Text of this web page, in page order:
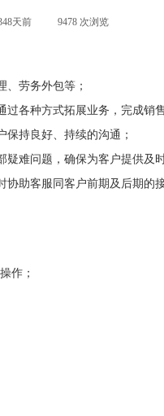
天前 9478 次浏览
、劳务外包等；
过各种方式拓展业务，完成销
持良好、持续的沟通；
疑难问题，确保为客户提供及
协助客服同客户前期及后期的
作；